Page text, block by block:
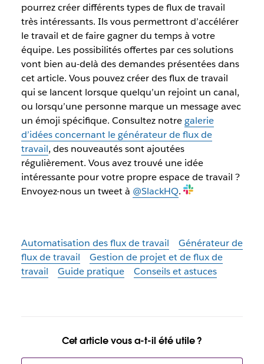
pourrez créer différents types de flux de travail
très intéressants. Ils vous permettront d’accélérer
le travail et de faire gagner du temps à votre
équipe. Les possibilités offertes par ces solutions
vont bien au-delà des demandes présentées dans
cet article. Vous pouvez créer des flux de travail
qui se lancent lorsque quelqu’un rejoint un canal,
ou lorsqu’une personne marque un message avec
un émoji spécifique. Consultez notregalerie
d’idées concernant le générateur de flux de
travail, des nouveautés sont ajoutées
régulièrement. Vous avez trouvé une idée
intéressante pour votre propre espace de travail ?
Envoyez-nous un tweet à @SlackHQ.
Automatisation des flux de travail
Générateur de
flux de travail
Gestion de projet et de flux de
travail
Guide pratique Conseils et astuces
Cet article vous a-t-il été utile ?